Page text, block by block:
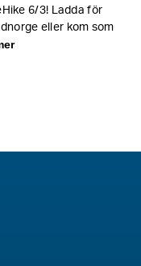
6/3! Ladda för
eller kom som